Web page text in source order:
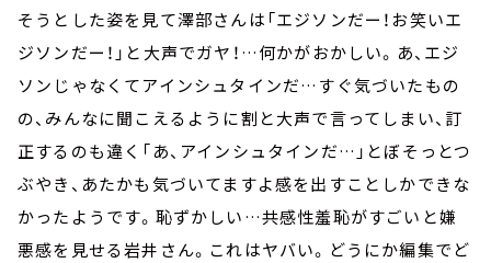
そうとした姿を見て澤部さんは「エジソンだー！お笑いエ
ジソンだー！」と大声でガヤ！…何かがおかしい。あ、エジ
ソンじゃなくてアインシュタインだ…すぐ気づいたもの
の、みんなに聞こえるように割と大声で言ってしまい、訂
正するのも違く「あ、アインシュタインだ…」とぼそっとつ
ぶやき、あたかも気づいてますよ感を出すことしかできな
かったようです。恥ずかしい…共感性羞恥がすごいと嫌
悪感を見せる岩井さん。これはヤバい。どうにか編集でど